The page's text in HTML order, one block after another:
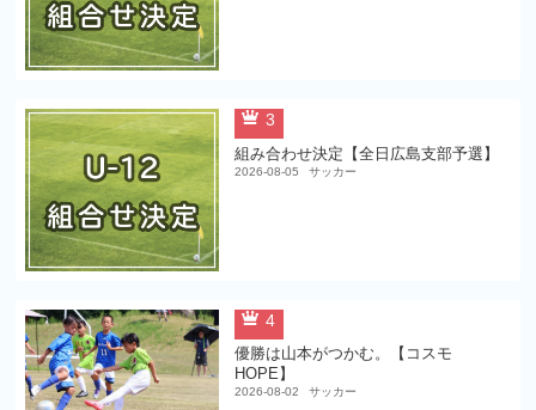
3
組み合わせ決定【全日広島支部予選】
2026-08-05 サッカー
4
優勝は山本がつかむ。【コスモ
HOPE】
2026-08-02 サッカー